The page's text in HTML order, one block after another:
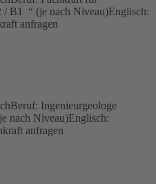
/ B1 “ (je nach Niveau)Englisch:
anfragen
Ingenieurgeologe
nach Niveau)Englisch:
anfragen